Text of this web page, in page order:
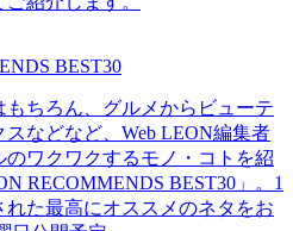
BEST30
ちろん、グルメからビューテ
などなど、Web LEON編集者
ワクワクするモノ・コトを紹
RECOMMENDS BEST30」。1
れた最高にオススメのネタをお